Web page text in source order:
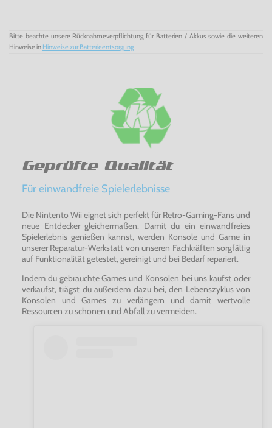
Bitte beachte unsere Rücknahmeverpflichtung für Batterien / Akkus sowie die weiteren
Hinweise in Hinweise zur Batterieentsorgung
Geprüfte Qualität
Für einwandfreie Spielerlebnisse
Die Nintento Wii eignet sich perfekt für Retro-Gaming-Fans und
neue Entdecker gleichermaßen. Damit du ein einwandfreies
Spielerlebnis genießen kannst, werden Konsole und Game in
unserer Reparatur-Werkstatt von unseren Fachkräften sorgfältig
auf Funktionalität getestet, gereinigt und bei Bedarf repariert.
Indem du gebrauchte Games und Konsolen bei uns kaufst oder
verkaufst, trägst du außerdem dazu bei, den Lebenszyklus von
Konsolen und Games zu verlängern und damit wertvolle
Ressourcen zu schonen und Abfall zu vermeiden.